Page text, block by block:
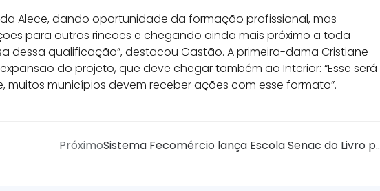
Alece, dando oportunidade da formação profissional, mas
para outros rincões e chegando ainda mais próximo a toda
dessa qualificação”, destacou Gastão. A primeira-dama Cristiane
do projeto, que deve chegar também ao Interior: “Esse será
muitos municípios devem receber ações com esse formato”.
PróximoSistema Fecomércio lança Escola Senac do Livro p..